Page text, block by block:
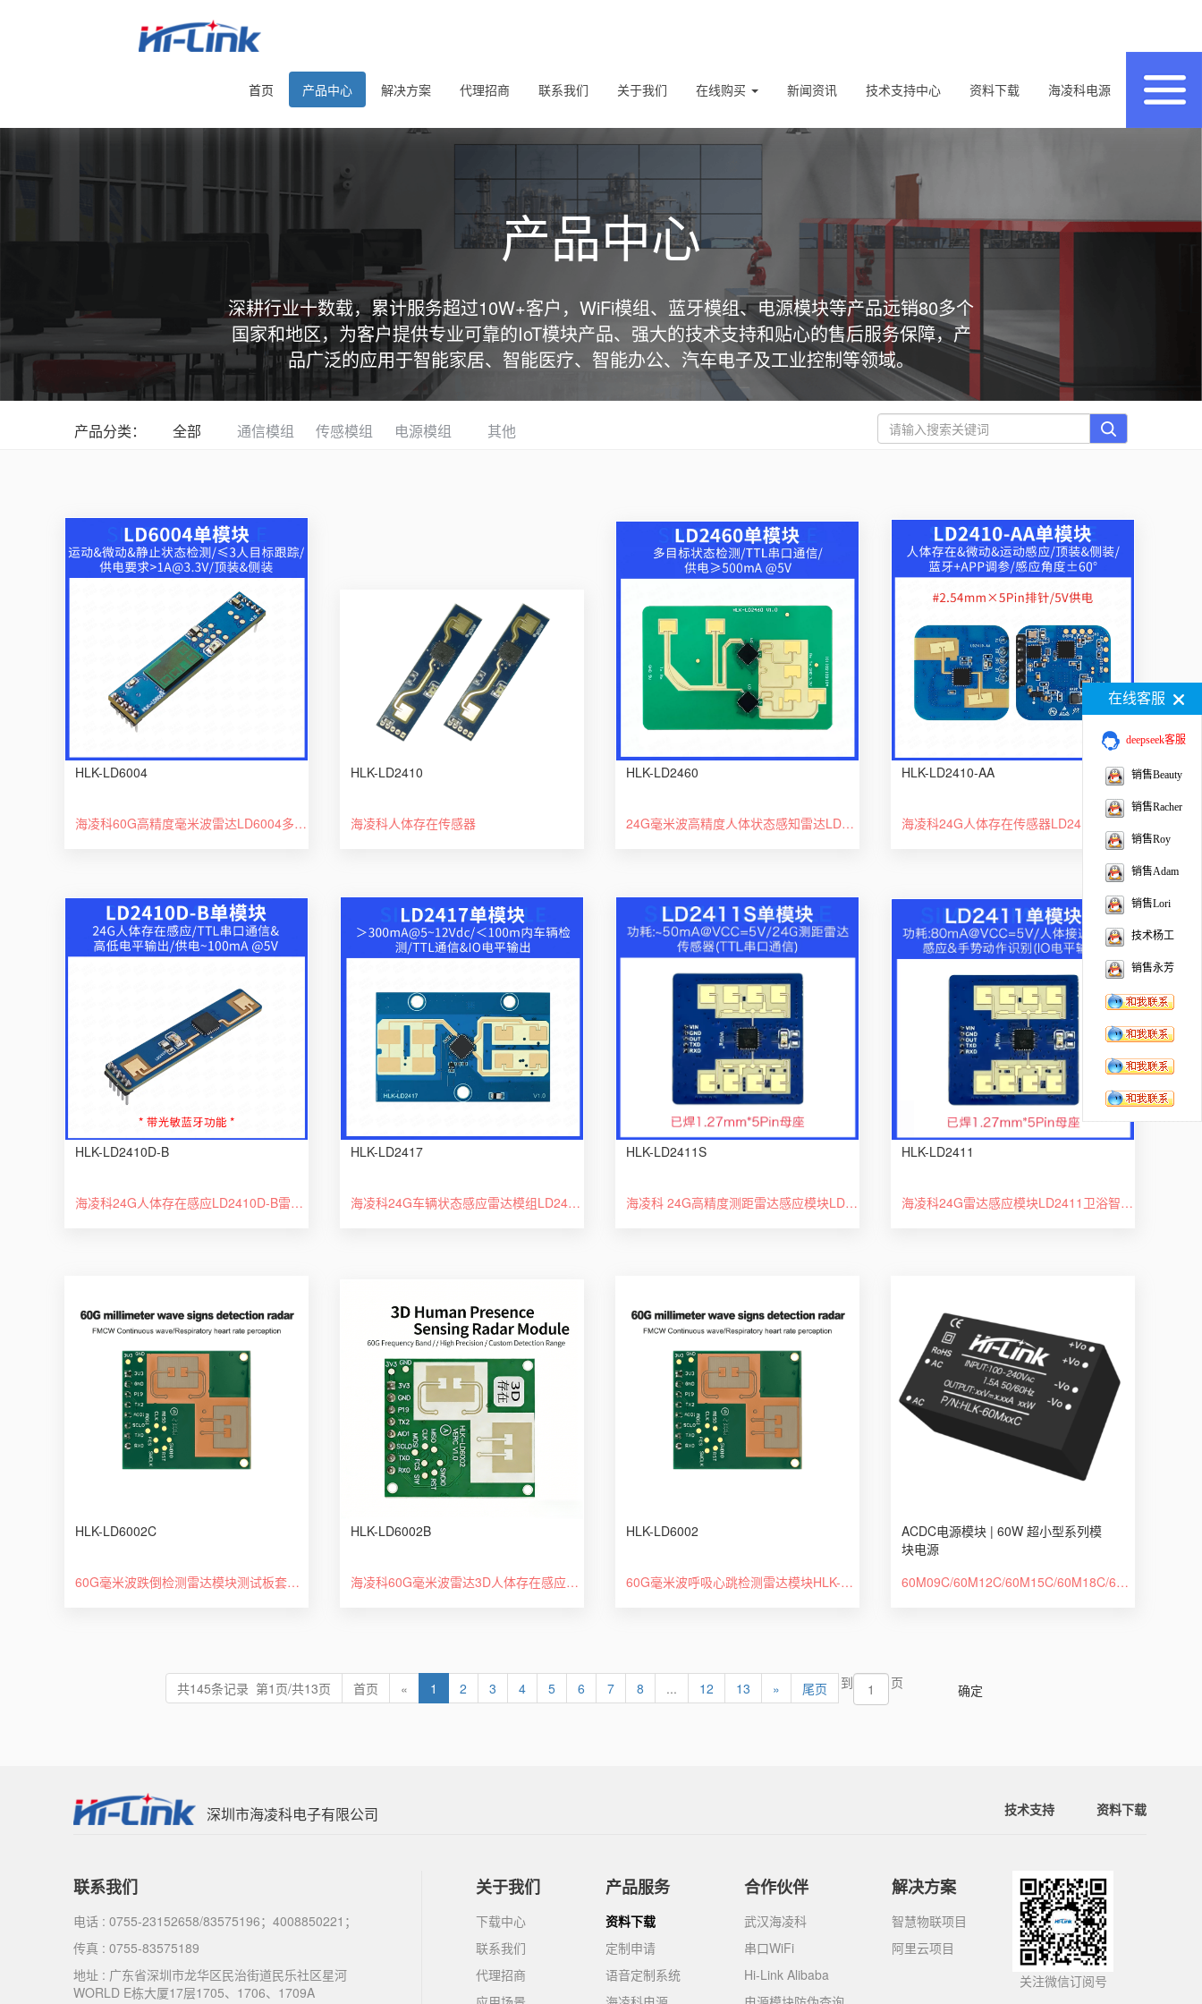
首页 产品中心 解决方案 代理招商 联系我们 关于我们 在线购买 新闻资讯 技术支持中心 资料下载 海凌科电源
产品中心
深耕行业十数载，累计服务超过10W+客户，WiFi模组、蓝牙模组、电源模块等产品远销80多个
国家和地区，为客户提供专业可靠的IoT模块产品、强大的技术支持和贴心的售后服务保障，产
品广泛的应用于智能家居、智能医疗、智能办公、汽车电子及工业控制等领域。
产品分类： 全部 通信模组 传感模组 电源模组 其他
HLK-LD6004
海凌科60G高精度毫米波雷达LD6004多目标3D人体存在感应串口通信
HLK-LD2410
海凌科人体存在传感器
HLK-LD2460
24G毫米波高精度人体状态感知雷达LD2460多目标轨迹定位跟踪模块
HLK-LD2410-AA
海凌科24G人体存在传感器LD2410-AA雷达模块智能感应开关带蓝牙
HLK-LD2410D-B
海凌科24G人体存在感应LD2410D-B雷达模块开关智能传感器带蓝牙
HLK-LD2417
海凌科24G车辆状态感应雷达模组LD2417车辆测距测速毫米波传感器
HLK-LD2411S
海凌科 24G高精度测距雷达感应模块LD2411S 移动距离感应TTL串口
HLK-LD2411
海凌科24G雷达感应模块LD2411卫浴智能马桶手势识别感应自动开关
HLK-LD6002C
60G毫米波跌倒检测雷达模块测试板套件 HLK-LD6002C 2T2R架构非接触式智能监测
HLK-LD6002B
海凌科60G毫米波雷达3D人体存在感应LD6002B两发两收串口通信
HLK-LD6002
60G毫米波呼吸心跳检测雷达模块HLK-LD6002 2T2R架构非接触式智能监测
ACDC电源模块 | 60W 超小型系列模
块电源
60M09C/60M12C/60M15C/60M18C/60M20C/60M240C
共145条记录 第1页/共13页 首页 « 1 2 3 4 5 6 7 8 ... 12 13 » 尾页 到 页
深圳市海凌科电子有限公司 技术支持 资料下载
联系我们
电话 : 0755-23152658/83575196；4008850221；
传真 : 0755-83575189
地址 : 广东省深圳市龙华区民治街道民乐社区星河
WORLD E栋大厦17层1705、1706、1709A
关于我们
下载中心
联系我们
代理招商
产品服务
资料下载
定制申请
语音定制系统
合作伙伴
武汉海凌科
串口WiFi
Hi-Link Alibaba
解决方案
智慧物联项目
阿里云项目
关注微信订阅号
在线客服
deepseek客服
销售Beauty
销售Racher
销售Roy
销售Adam
销售Lori
技术杨工
销售永芳